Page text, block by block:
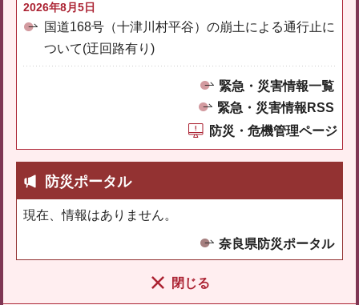
2026年8月5日
国道168号（十津川村平谷）の崩土による通行止に
ついて(迂回路有り)
緊急・災害情報一覧
緊急・災害情報RSS
防災・危機管理ページ
防災ポータル
現在、情報はありません。
奈良県防災ポータル
閉じる